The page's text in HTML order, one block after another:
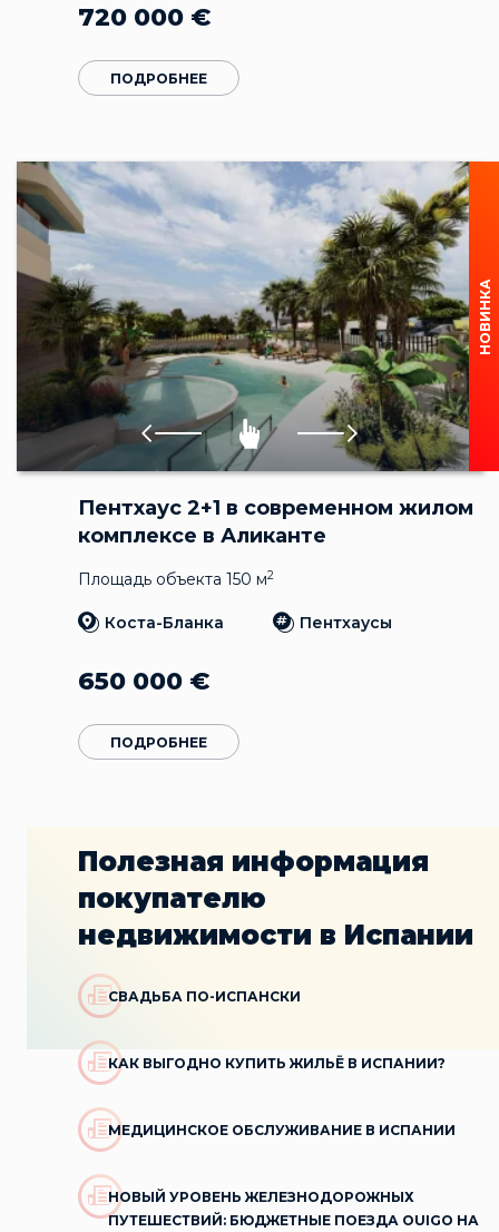
720 000 €
ПОДРОБНЕЕ
НОВИНКА
Пентхаус 2+1 в современном жилом
комплексе в Аликанте
Площадь объекта 150 м2
Коста-Бланка Пентхаусы
650 000 €
ПОДРОБНЕЕ
Полезная информация
покупателю
недвижимости в Испании
СВАДЬБА ПО-ИСПАНСКИ
КАК ВЫГОДНО КУПИТЬ ЖИЛЬЁ В ИСПАНИИ?
МЕДИЦИНСКОЕ ОБСЛУЖИВАНИЕ В ИСПАНИИ
НОВЫЙ УРОВЕНЬ ЖЕЛЕЗНОДОРОЖНЫХ
ПУТЕШЕСТВИЙ: БЮДЖЕТНЫЕ ПОЕЗДА OUIGO НА